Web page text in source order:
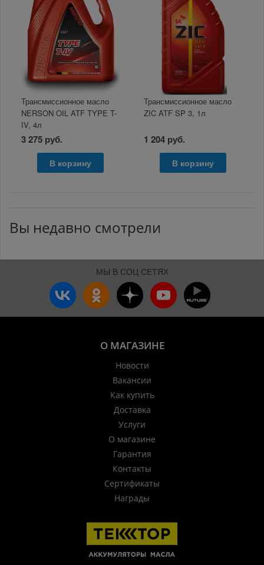
Трансмиссионное масло
NERSON OIL ATF TYPE T-
IV, 4л
3 275 руб.
В корзину
Трансмиссионное масло
ZIC ATF SP 3, 1л
1 204 руб.
В корзину
Вы недавно смотрели
МЫ В СОЦ СЕТЯХ
О МАГАЗИНЕ
Новости
Вакансии
Как купить
Доставка
Услуги
О магазине
Гарантия
Контакты
Сертификаты
Награды